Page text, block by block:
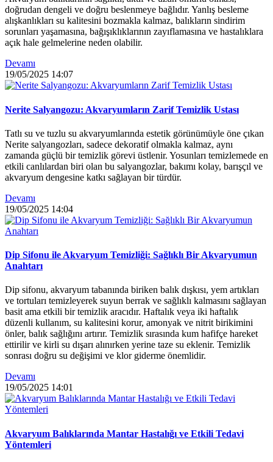
doğrudan dengeli ve doğru beslenmeye bağlıdır. Yanlış besleme
alışkanlıkları su kalitesini bozmakla kalmaz, balıkların sindirim
sorunları yaşamasına, bağışıklıklarının zayıflamasına ve hastalıklara
açık hale gelmelerine neden olabilir.
Devamı
19/05/2025 14:07
Nerite Salyangozu: Akvaryumların Zarif Temizlik Ustası
Tatlı su ve tuzlu su akvaryumlarında estetik görünümüyle öne çıkan
Nerite salyangozları, sadece dekoratif olmakla kalmaz, aynı
zamanda güçlü bir temizlik görevi üstlenir. Yosunları temizlemede en
etkili canlılardan biri olan bu salyangozlar, bakımı kolay, barışçıl ve
akvaryum dengesine katkı sağlayan bir türdür.
Devamı
19/05/2025 14:04
Dip Sifonu ile Akvaryum Temizliği: Sağlıklı Bir Akvaryumun
Anahtarı
Dip sifonu, akvaryum tabanında biriken balık dışkısı, yem artıkları
ve tortuları temizleyerek suyun berrak ve sağlıklı kalmasını sağlayan
basit ama etkili bir temizlik aracıdır. Haftalık veya iki haftalık
düzenli kullanım, su kalitesini korur, amonyak ve nitrit birikimini
önler, balık sağlığını artırır. Temizlik sırasında kum hafifçe hareket
ettirilir ve kirli su dışarı alınırken yerine taze su eklenir. Temizlik
sonrası doğru su değişimi ve klor giderme önemlidir.
Devamı
19/05/2025 14:01
Akvaryum Balıklarında Mantar Hastalığı ve Etkili Tedavi
Yöntemleri